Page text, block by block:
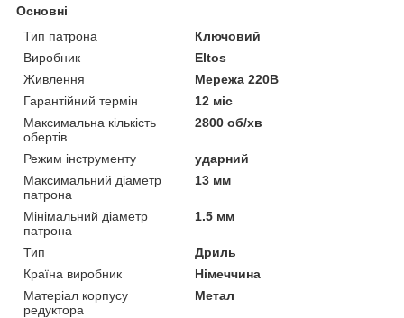
Основні
Тип патрона
Ключовий
Виробник
Eltos
Живлення
Мережа 220В
Гарантійний термін
12 міс
Максимальна кількість
обертів
2800 об/хв
Режим інструменту
ударний
Максимальний діаметр
патрона
13 мм
Мінімальний діаметр
патрона
1.5 мм
Тип
Дриль
Країна виробник
Німеччина
Матеріал корпусу
редуктора
Метал